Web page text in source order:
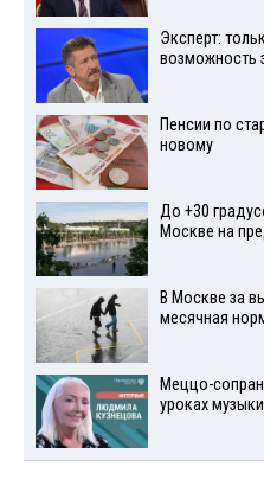
Эксперт:
возможность
Пенсии по
новому
До +30
Москве на
В Москве за
месячная
Меццо-
уроках